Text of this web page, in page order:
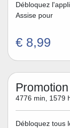
Débloquez
Assise pour
€ 8,99
Promotion
4776 min, 1579
Débloquez tous